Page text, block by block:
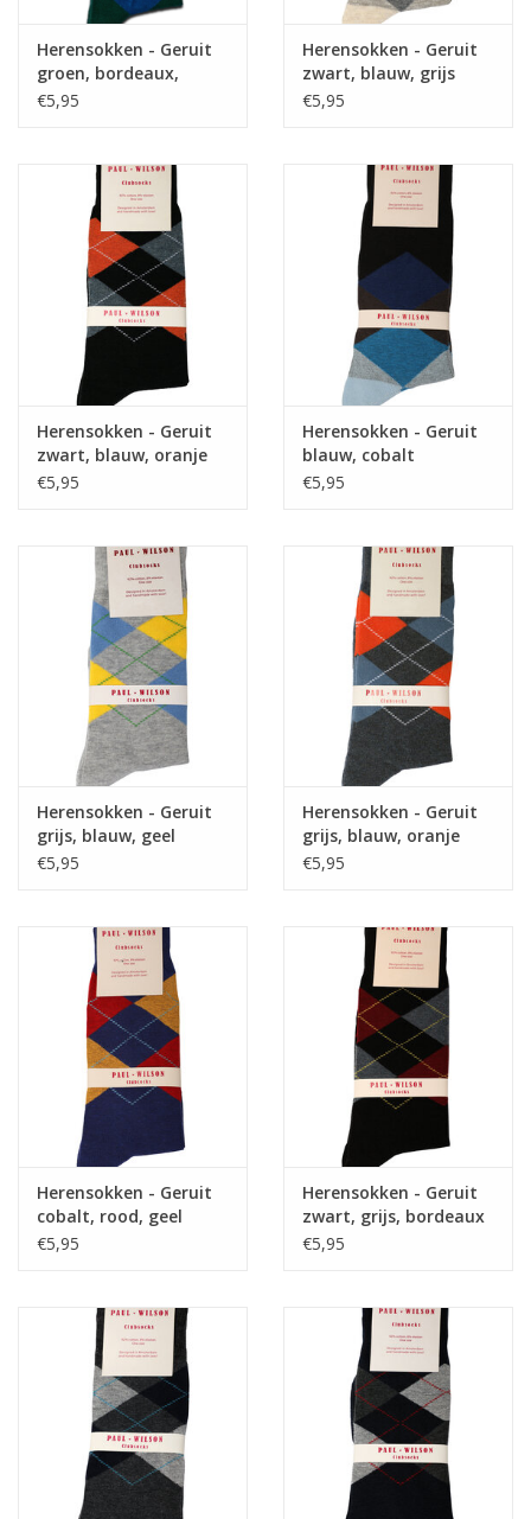
Herensokken - Geruit
groen, bordeaux,
blauw
€5,95
Herensokken - Geruit
zwart, blauw, grijs
€5,95
Herensokken - Geruit
zwart, blauw, oranje
€5,95
Herensokken - Geruit
blauw, cobalt
€5,95
Herensokken - Geruit
grijs, blauw, geel
€5,95
Herensokken - Geruit
grijs, blauw, oranje
€5,95
Herensokken - Geruit
cobalt, rood, geel
€5,95
Herensokken - Geruit
zwart, grijs, bordeaux
€5,95